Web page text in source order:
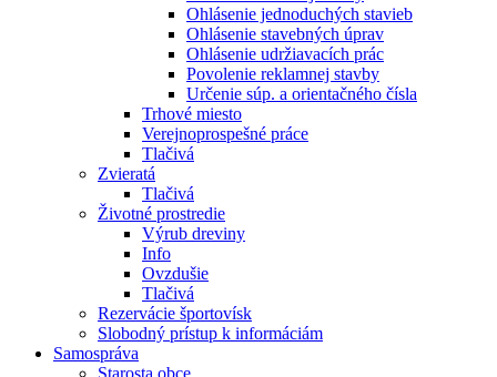
Ohlásenie jednoduchých stavieb
Ohlásenie stavebných úprav
Ohlásenie udržiavacích prác
Povolenie reklamnej stavby
Určenie súp. a orientačného čísla
Trhové miesto
Verejnoprospešné práce
Tlačivá
Zvieratá
Tlačivá
Životné prostredie
Výrub dreviny
Info
Ovzdušie
Tlačivá
Rezervácie športovísk
Slobodný prístup k informáciám
Samospráva
Starosta obce